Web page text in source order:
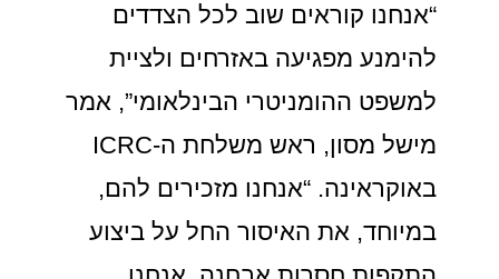
“אנחנו קוראים שוב לכל הצדדים
להימנע מפגיעה באזרחים ולציית
למשפט ההומניטרי הבינלאומי”, אמר
מישל מסון, ראש משלחת ה-ICRC
באוקראינה. “אנחנו מזכירים להם,
במיוחד, את האיסור החל על ביצוע